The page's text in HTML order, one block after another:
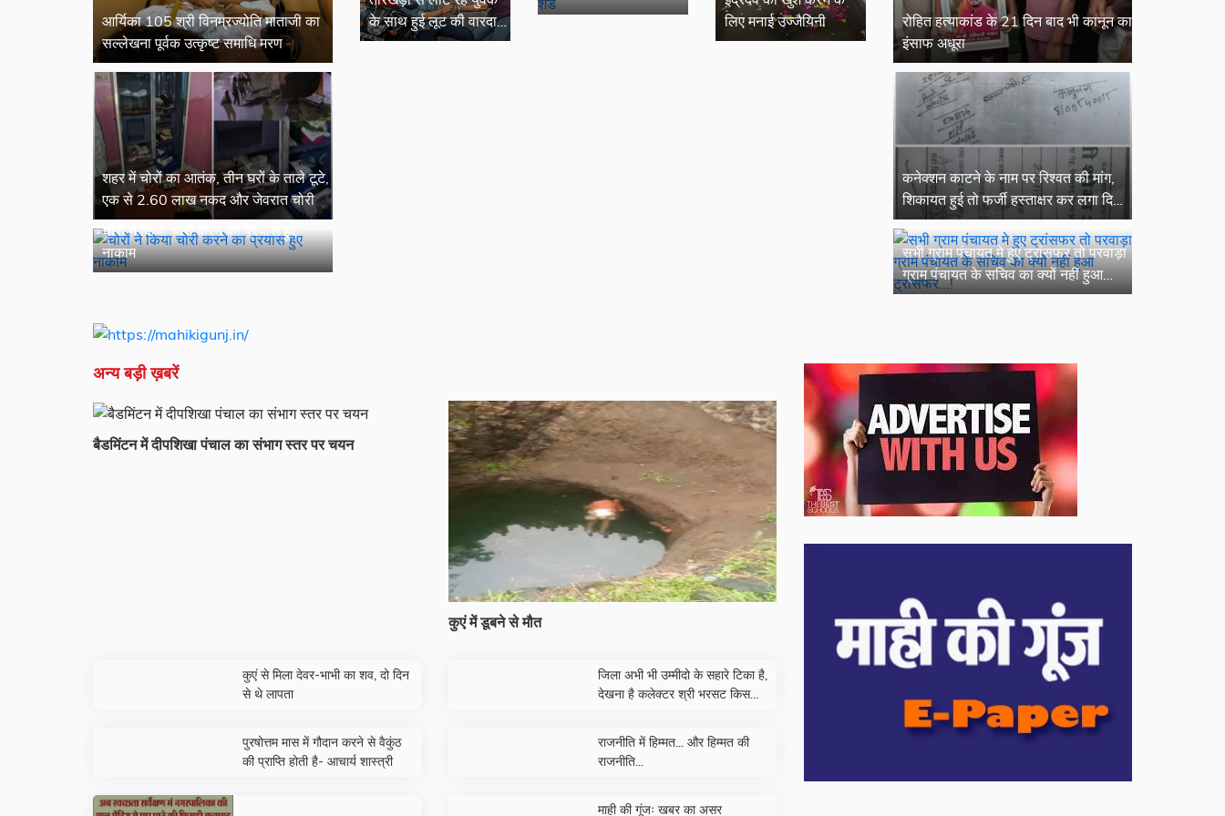
आर्यिका 105 श्री विनम्रज्योति माताजी का
सल्लेखना पूर्वक उत्कृष्ट समाधि मरण
शहर में चोरों का आतंक, तीन घरों के ताले टूटे,
एक से 2.60 लाख नकद और जेवरात चोरी
चोरों ने किया चोरी करने का प्रयास हुए
नाकाम
के साथ हुई लूट की वारदात,
जांच में जुटी पुलिस
लिए मनाई उज्जैयिनी
रोहित हत्याकांड के 21 दिन बाद भी कानून का
इंसाफ अधूरा
कनेक्शन काटने के नाम पर रिश्वत की मांग,
शिकायत हुई तो फर्जी हस्ताक्षर कर लगा दिया
आवेदन
सभी ग्राम पंचायत मे हुए ट्रांसफर तो परवाड़ा
ग्राम पंचायत के सचिव का क्यों नहीं हुआ
ट्रांसफर...!
अन्य बड़ी ख़बरें
बैडमिंटन में दीपशिखा पंचाल का संभाग स्तर पर चयन
कुएं में डूबने से मौत
कुएं से मिला देवर-भाभी का शव, दो दिन
से थे लापता
पुरषोत्तम मास में गौदान करने से वैकुंठ
की प्राप्ति होती है- आचार्य शास्त्री
जिला अभी भी उम्मीदो के सहारे टिका है,
देखना है कलेक्टर श्री भरसट किस
राजनीति में हिम्मत... और हिम्मत की
राजनीति...
माही की गूंजः खबर का असर